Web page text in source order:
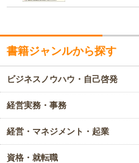
書籍ジャンルから探す
ビジネスノウハウ・自己啓発
経営実務・事務
経営・マネジメント・起業
資格・就転職